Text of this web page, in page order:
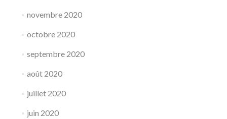
novembre 2020
octobre 2020
septembre 2020
août 2020
juillet 2020
juin 2020